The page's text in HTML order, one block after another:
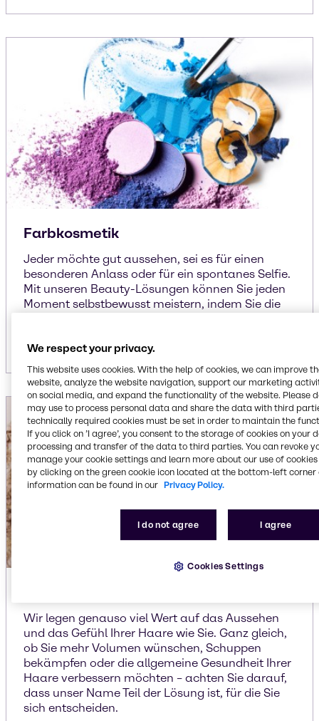
Farbkosmetik
Jeder möchte gut aussehen, sei es für einen
besonderen Anlass oder für ein spontanes Selfie.
Mit unseren Beauty-Lösungen können Sie jeden
Moment selbstbewusst meistern, indem Sie die
Wir legen genauso viel Wert auf das Aussehen
und das Gefühl Ihrer Haare wie Sie. Ganz gleich,
ob Sie mehr Volumen wünschen, Schuppen
bekämpfen oder die allgemeine Gesundheit Ihrer
Haare verbessern möchten – achten Sie darauf,
dass unser Name Teil der Lösung ist, für die Sie
sich entscheiden.
We respect your privacy.
This website uses cookies. With the help of cookies, we can improve
website, analyze the website navigation, support our marketing
on social media, and expand the functionality of the website. Please
may use to process personal data and share the data with third
technically required cookies must be set in order to maintain the
If you click on ’I agree’, you consent to the storage of cookies on your
processing and transfer of the data to third parties. You can revoke
manage your cookie settings and learn more about our use of cookies
by clicking on the green cookie icon located at the bottom-left corner
information can be found in our Privacy Policy.
I do not agree I agree
Cookies Settings